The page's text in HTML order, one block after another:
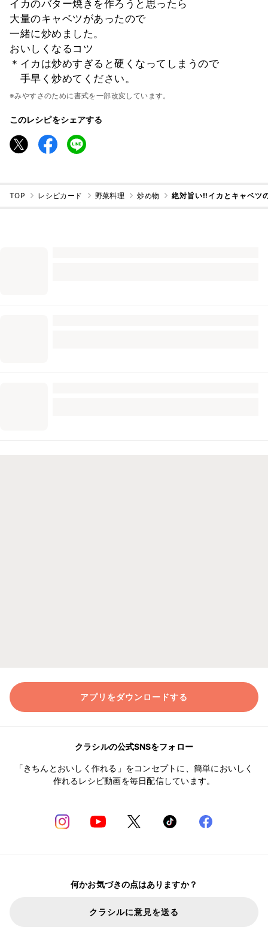
イカのバター焼きを作ろうと思ったら
大量のキャベツがあったので
一緒に炒めました。
おいしくなるコツ
＊イカは炒めすぎると硬くなってしまうので
手早く炒めてください。
※みやすさのために書式を一部改変しています。
このレシピをシェアする
TOP レシピカード 野菜料理 炒め物 絶対旨い‼イカとキャベツ
アプリをダウンロードする
クラシルの公式SNSをフォロー
「きちんとおいしく作れる」をコンセプトに、簡単においしく
作れるレシピ動画を毎日配信しています。
何かお気づきの点はありますか？
クラシルに意見を送る